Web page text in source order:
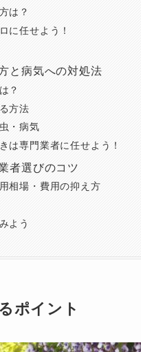
は？
に任せよう！
と病気への対処法
？
方法
・病気
は専門業者に任せよう！
者選びのコツ
相場・費用の抑え方
よう
ポイント